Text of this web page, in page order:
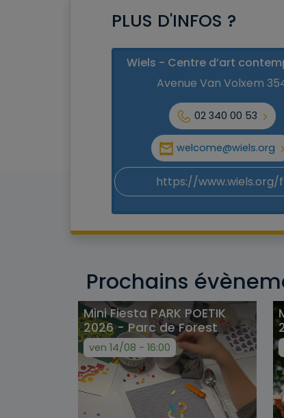
PLUS D'INFOS ?
Wiels - Centre d’art
Avenue Van Volxem
02 340 00 53
welcome@wiels.org
https://www.wiels.org/
Prochains
Mini Fiesta PARK POETIK
2026 - Parc de Forest
ven 14/08 - 16:00